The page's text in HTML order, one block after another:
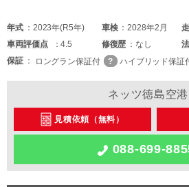
年式 2023年(R5年) 車検 2028年2月
車両評価点 4.5 修復歴 なし
保証
ロングラン保証付 ハイブリッド保証
ネッツ徳島空
見積依頼（無料）
088-699-